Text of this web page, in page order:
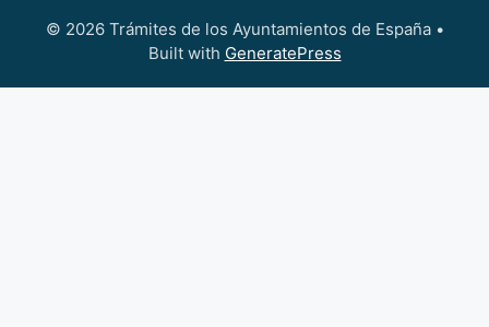
© 2026 Trámites de los Ayuntamientos de España•
Built with GeneratePress